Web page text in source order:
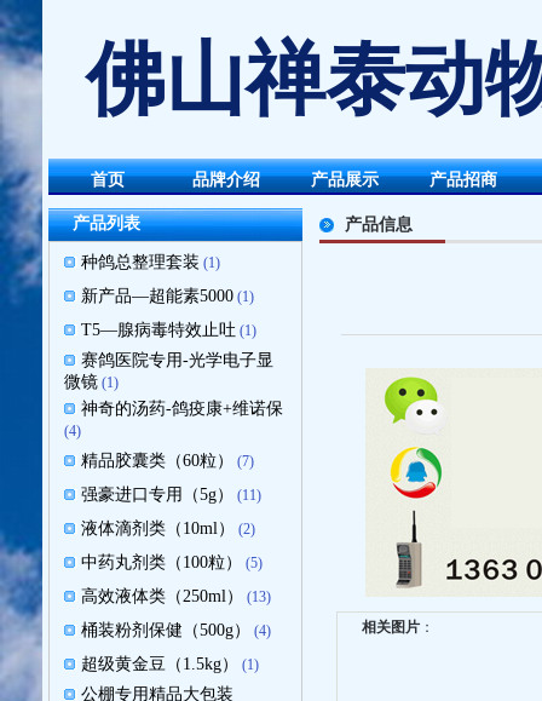
佛山禅泰动
首页 品牌介绍 产品展示 产品招商
产品列表
种鸽总整理套装 (1)
新产品—超能素5000 (1)
T5—腺病毒特效止吐 (1)
赛鸽医院专用-光学电子显
微镜 (1)
神奇的汤药-鸽疫康+维诺保
(4)
精品胶囊类（60粒） (7)
强豪进口专用（5g） (11)
液体滴剂类（10ml） (2)
中药丸剂类（100粒） (5)
高效液体类（250ml） (13)
桶装粉剂保健（500g） (4)
超级黄金豆（1.5kg） (1)
公棚专用精品大包装
产品信息
相关图片 ：